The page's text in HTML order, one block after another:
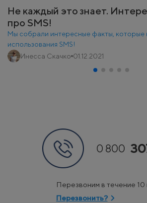
Не каждый это знает.
про SMS!
Мы собрали интересные факты, которые
использования SMS!
Инесса Скачко 01.12.2021
0 800
Перезвоним в течение 10
Перезвонить?